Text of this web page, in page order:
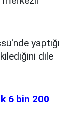
yaptığı
dile
6 bin 200